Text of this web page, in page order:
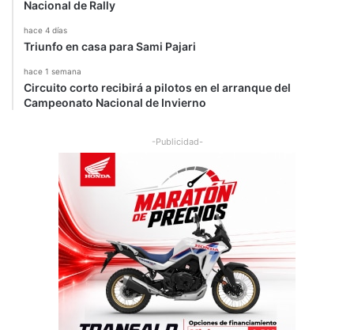
Nacional de Rally
hace 4 días
Triunfo en casa para Sami Pajari
hace 1 semana
Circuito corto recibirá a pilotos en el arranque del
Campeonato Nacional de Invierno
-Publicidad-